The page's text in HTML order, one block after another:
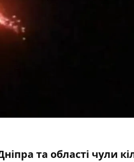
та області чули